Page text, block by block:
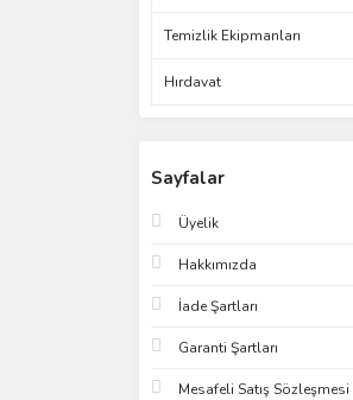
Temizlik Ekipmanları
Hırdavat
Sayfalar
Üyelik
Hakkımızda
İade Şartları
Garanti Şartları
Mesafeli Satış Sözleşmesi